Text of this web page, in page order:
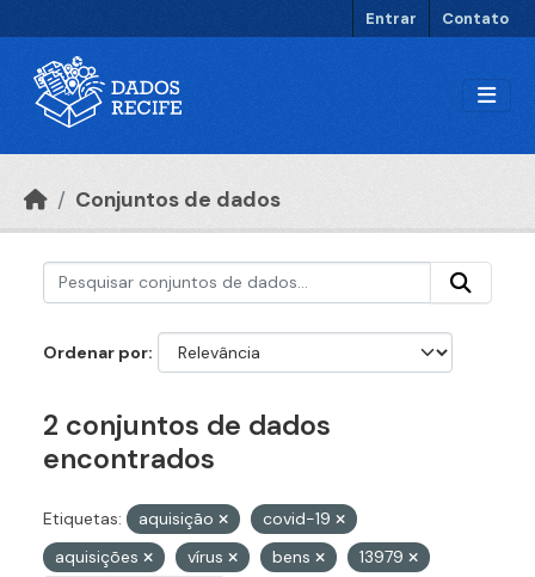
Entrar Contato
Conjuntos de dados
Ordenar por
2 conjuntos de dados
encontrados
Etiquetas: aquisição
covid-19
aquisições
vírus bens
13979